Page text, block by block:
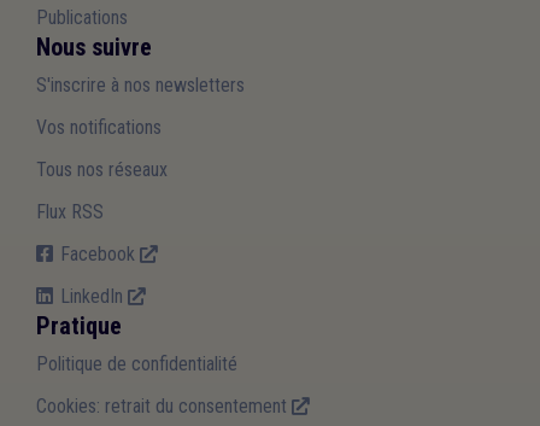
Publications
Nous suivre
S'inscrire à nos newsletters
Vos notifications
Tous nos réseaux
Flux RSS
Facebook
LinkedIn
Pratique
Politique de confidentialité
Cookies: retrait du consentement